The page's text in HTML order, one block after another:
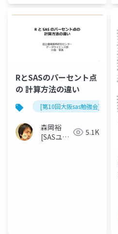
RとSASのパーセント点
の 計算方法の違い
[第10回大阪sas勉強会]
森岡裕
[SASユー
5.1K